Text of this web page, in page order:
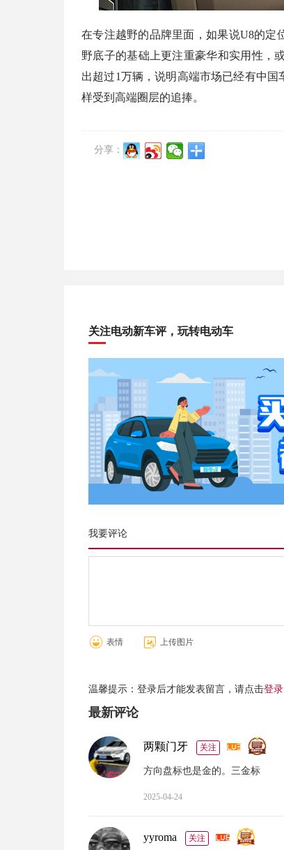
在专注越野的品牌里面，如果说U8的定
野底子的基础上更注重豪华和实用性，
出超过1万辆，说明高端市场已经有中
样受到高端圈层的追捧。
分享：
关注电动新车评，玩转电动车
我要评论
表情 上传图片
温馨提示：登录后才能发表留言，请点击登录
最新评论
两颗门牙 关注
方向盘标也是金的。三金标
2025-04-24
yyroma 关注